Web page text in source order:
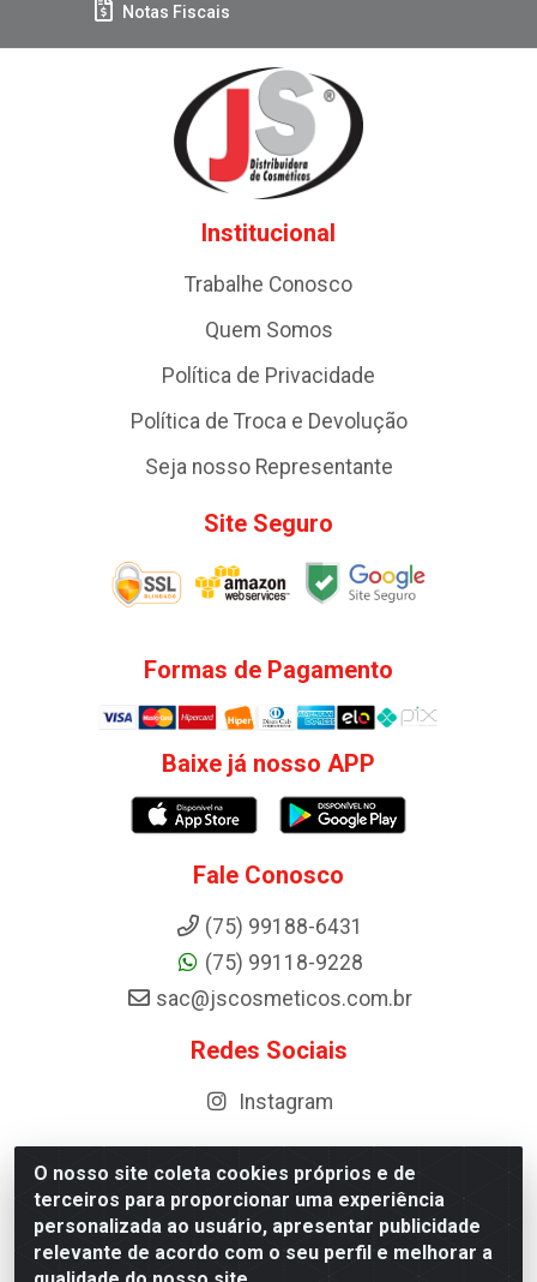
O nosso site coleta cookies próprios e de
terceiros para proporcionar uma experiência
personalizada ao usuário, apresentar publicidade
relevante de acordo com o seu perfil e melhorar a
Notas Fiscais
Institucional
Trabalhe Conosco
Quem Somos
Política de Privacidade
Política de Troca e Devolução
Seja nosso Representante
Site Seguro
Formas de Pagamento
Baixe já nosso APP
Fale Conosco
(75) 99188-6431
(75) 99118-9228
sac@jscosmeticos.com.br
Redes Sociais
Instagram
Distribuidora de Cosméticos Antoneto LTDA - BA-052,
km 87 - Industrial, Ipirá - BA, 44600-000 - CNPJ
10.984.107/0001-75